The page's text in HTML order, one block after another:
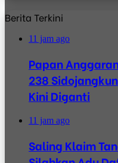
Berita Terkini
11 jam ago
Papan
238
Kini Diganti
11 jam ago
Saling Klaim